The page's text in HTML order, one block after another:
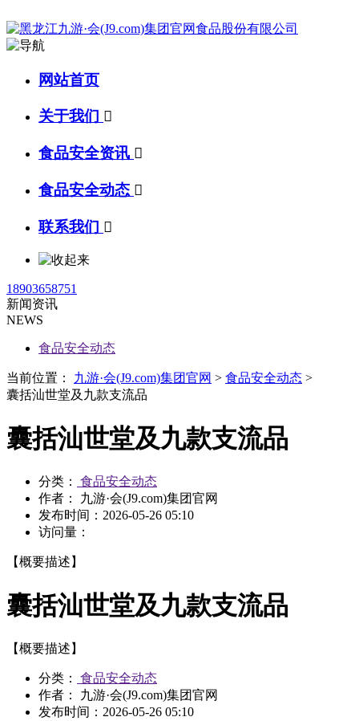
网站首页
关于我们 
食品安全资讯 
食品安全动态 
联系我们 
18903658751
新闻资讯
NEWS
食品安全动态
当前位置： 九游·会(J9.com)集团官网 > 食品安全动态 >
囊括汕世堂及九款支流品
囊括汕世堂及九款支流品
分类：
食品安全动态
作者： 九游·会(J9.com)集团官网
发布时间： 2026-05-26 05:10
访问量：
【概要描述】
囊括汕世堂及九款支流品
【概要描述】
分类：
食品安全动态
作者： 九游·会(J9.com)集团官网
发布时间： 2026-05-26 05:10